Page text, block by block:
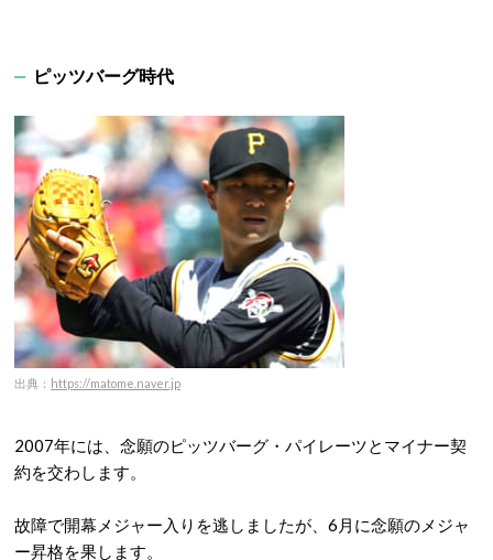
ピッツバーグ時代
出典： https://matome.naver.jp
2007年には、念願のピッツバーグ・パイレーツとマイナー契
約を交わします。
故障で開幕メジャー入りを逃しましたが、6月に念願のメジャ
ー昇格を果します。